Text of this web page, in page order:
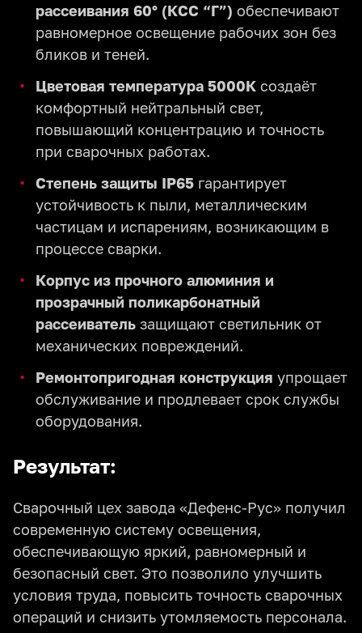
рассеивания 60° (КСС “Г”) обеспечивают
равномерное освещение рабочих зон без
бликов и теней.
Цветовая температура 5000К создаёт
комфортный нейтральный свет,
повышающий концентрацию и точность
при сварочных работах.
Степень защиты IP65 гарантирует
устойчивость к пыли, металлическим
частицам и испарениям, возникающим в
процессе сварки.
Корпус из прочного алюминия и
прозрачный поликарбонатный
рассеиватель защищают светильник от
механических повреждений.
Ремонтопригодная конструкция упрощает
обслуживание и продлевает срок службы
оборудования.
Результат:
Сварочный цех завода «Дефенс-Рус» получил
современную систему освещения,
обеспечивающую яркий, равномерный и
безопасный свет. Это позволило улучшить
условия труда, повысить точность сварочных
операций и снизить утомляемость персонала.